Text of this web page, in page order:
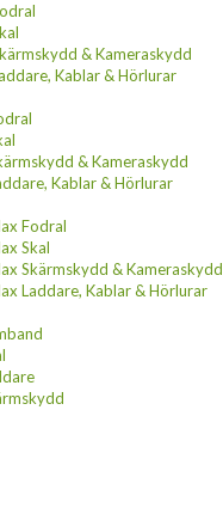
& Kameraskydd
Kablar & Hörlurar
& Kameraskydd
Kablar & Hörlurar
Fodral
Skal
Skärmskydd & Kameraskydd
Laddare, Kablar & Hörlurar